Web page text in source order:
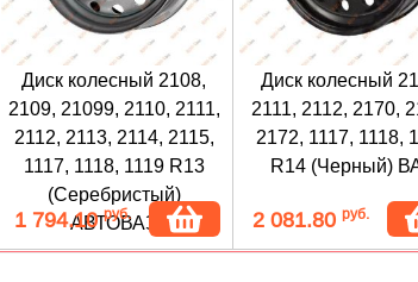
Диск колесный 2108,
2109, 21099, 2110, 2111,
2112, 2113, 2114, 2115,
1117, 1118, 1119 R13
(Серебристый)
АВТОВАЗ
1 794.10руб.
Диск колесный
2111, 2112, 2170,
2172, 1117, 1118,
R14 (Черный)
2 081.80 руб.